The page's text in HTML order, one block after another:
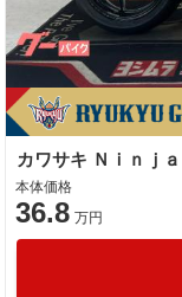
本体価格
36.8 万円